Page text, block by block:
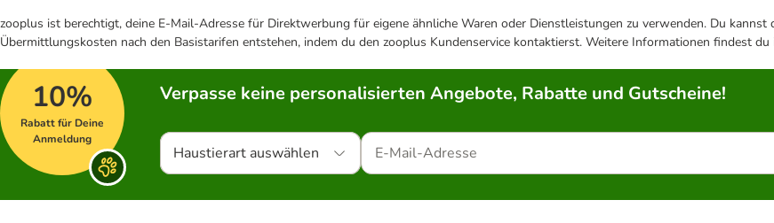
zooplus ist berechtigt, deine E-Mail-Adresse für Direktwerbung für eigene ähnliche Waren oder Dienstleistungen zu verwenden. Du kannst
Übermittlungskosten nach den Basistarifen entstehen, indem du den zooplus Kundenservice kontaktierst. Weitere Informationen findest du
10%
Rabatt für Deine
Anmeldung
Verpasse keine personalisierten Angebote, Rabatte und Gutscheine!
Haustierart auswählen